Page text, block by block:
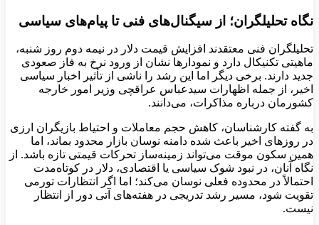
نگاه تحلیلگران؛ از سیگنال‌های فنی تا پیام‌های سیاسی
تحلیلگران فنی معتقدند افزایش قیمت دلار در نیمه‌ دوم روز شنبه،
ماهیتی تکنیکال دارد و نمودارها نشان از ورود نرخ به فاز صعودی
جدید دارند. برخی دیگر اما این رشد را ناشی از تأثیر اخبار سیاسی
اخیر، از جمله اظهارات سیدعباس عراقچی وزیر امور خارجه
کشورمان درباره‌ مذاکرات، می‌دانند.
به گفته‌ کارشناسان، کاهش حجم معاملات و احتیاط بازیگران ارزی
در روزهای اخیر باعث شده دامنه‌ نوسان بازار محدود بماند، اما
همین سکون موقت می‌تواند زمینه‌ساز تحرکات قیمتی تازه باشد. از
نگاه آنان، در نبود شوک سیاسی یا اقتصادی، دلار در کوتاه‌مدت
احتمالاً در محدوده فعلی نوسان می‌کند؛ اما اگر انتظارات تورمی
تقویت شود، مسیر رشد تدریجی در هفته‌های آتی دور از انتظار
نیست.